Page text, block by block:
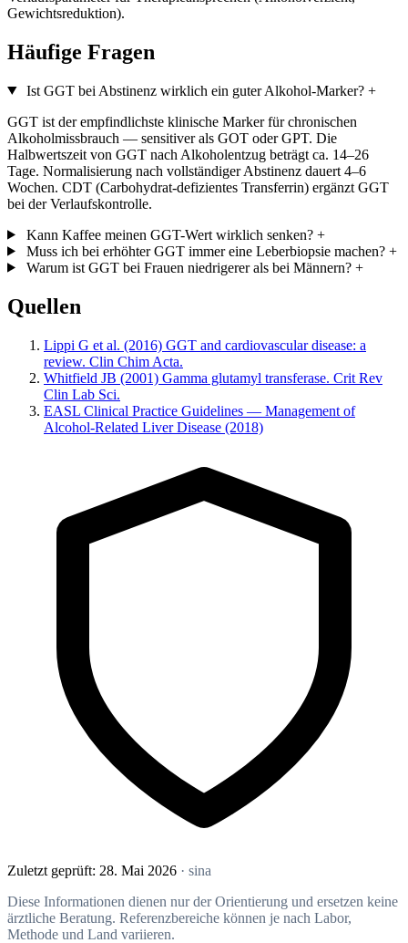
Gewichtsreduktion).
Häufige Fragen
Ist GGT bei Abstinenz wirklich ein guter Alkohol-Marker? +
GGT ist der empfindlichste klinische Marker für chronischen
Alkoholmissbrauch — sensitiver als GOT oder GPT. Die
Halbwertszeit von GGT nach Alkoholentzug beträgt ca. 14–26
Tage. Normalisierung nach vollständiger Abstinenz dauert 4–6
Wochen. CDT (Carbohydrat-defizientes Transferrin) ergänzt GGT
bei der Verlaufskontrolle.
Kann Kaffee meinen GGT-Wert wirklich senken? +
Muss ich bei erhöhter GGT immer eine Leberbiopsie machen? +
Warum ist GGT bei Frauen niedrigerer als bei Männern? +
Quellen
Lippi G et al. (2016) GGT and cardiovascular disease: a
review. Clin Chim Acta.
Whitfield JB (2001) Gamma glutamyl transferase. Crit Rev
Clin Lab Sci.
EASL Clinical Practice Guidelines — Management of
Alcohol-Related Liver Disease (2018)
Zuletzt geprüft: 28. Mai 2026 · sina
Diese Informationen dienen nur der Orientierung und ersetzen keine
ärztliche Beratung. Referenzbereiche können je nach Labor,
Methode und Land variieren.